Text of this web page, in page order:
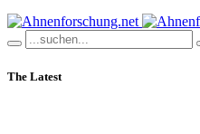
The Latest